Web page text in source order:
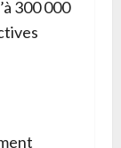
300 000